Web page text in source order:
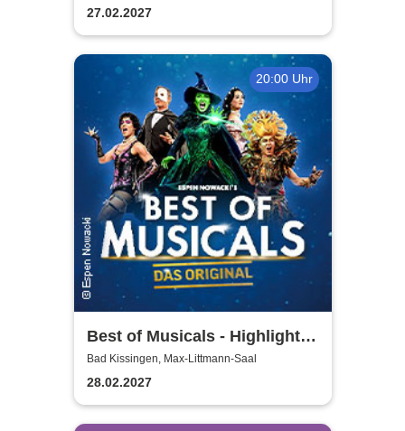
27.02.2027
20:00 Uhr
Best of Musicals - Highlights
aus über 20 Musicals
Bad Kissingen, Max-Littmann-Saal
28.02.2027